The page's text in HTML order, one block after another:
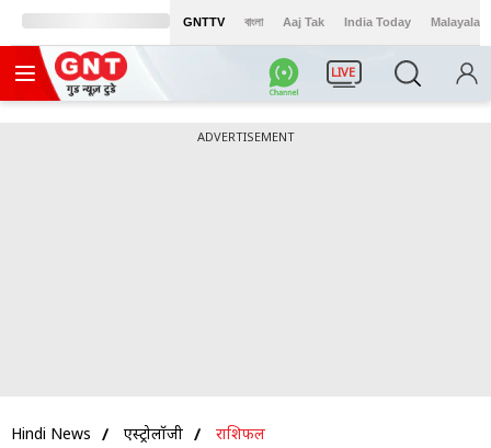
GNTTV বাংলা Aaj Tak India Today Malayalam
LIVE
ADVERTISEMENT
Hindi News एस्ट्रोलॉजी राशिफल